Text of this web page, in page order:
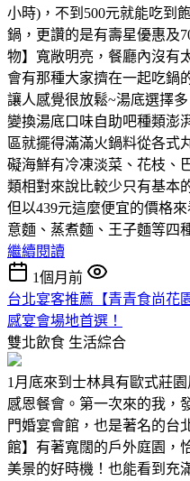
小時)，不到500元就能吃到
鍋，更讚的是有壽星優惠及
物】寬敞明亮，餐廳內沒有
會有那種大家擠在一起吃鍋
讓人感覺很放鬆~湯底選擇
變換湯底口味自助吧種類澎
區就擺得滿滿火鍋料從各式
礙海鮮有冷凍淡菜、花枝、
類相對來說比較少只有基本
但以439元這麼便宜的價格
意麵、蒸煮麵、王子麵等四
繼續閱讀
1個月前
台北宴客推薦【青青食尚花
感宴會場地首選！
雙北飲食 生活綜合
1月底來到士林具有歐式莊
感恩餐會。第一次來的我，
門婚宴會館，也是著名的台
館】有著寬闊的戶外庭園，
美景的好時機！也能看到充